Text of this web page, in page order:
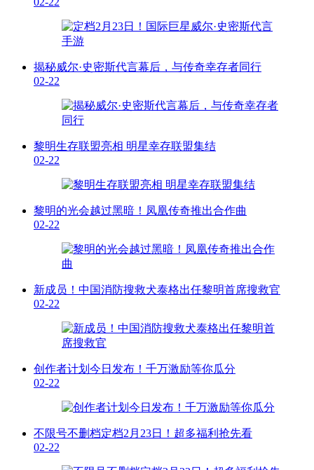
揭秘威尔·史密斯代言幕后，与传奇幸存者同行
02-22
黎明生存联盟亮相 明星幸存联盟集结
02-22
黎明的光会越过黑暗！凤凰传奇推出合作曲
02-22
新成员！中国消防搜救犬泰格出任黎明首席搜救官
02-22
创作者计划今日发布！千万激励等你瓜分
02-22
不限号不删档定档2月23日！超多福利抢先看
02-22